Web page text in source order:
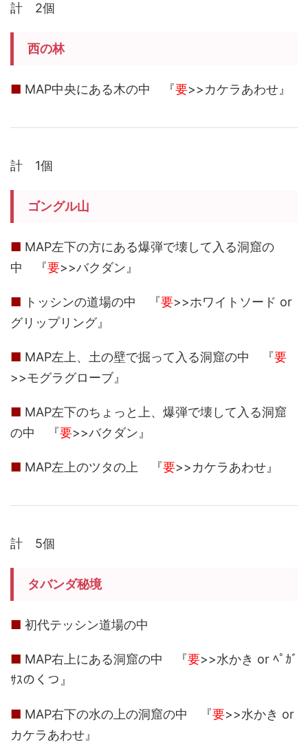
計 2個
西の林
■ MAP中央にある木の中 『要>>カケラあわせ』
計 1個
ゴングル山
■ MAP左下の方にある爆弾で壊して入る洞窟の
中 『要>>バクダン』
■ トッシンの道場の中 『要>>ホワイトソード or
グリップリング』
■ MAP左上、土の壁で掘って入る洞窟の中 『要
>>モグラグローブ』
■ MAP左下のちょっと上、爆弾で壊して入る洞窟
の中 『要>>バクダン』
■ MAP左上のツタの上 『要>>カケラあわせ』
計 5個
タバンダ秘境
■ 初代テッシン道場の中
■ MAP右上にある洞窟の中 『要>>水かき or ﾍﾟｶﾞ
ｻｽのくつ』
■ MAP右下の水の上の洞窟の中 『要>>水かき or
カケラあわせ』